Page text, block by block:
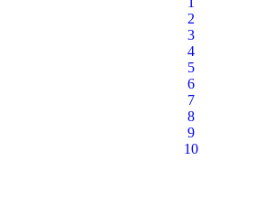
2
3
4
5
6
7
8
9
10